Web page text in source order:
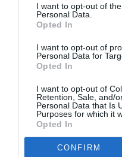
I want to opt-out of
Personal Data.
Opted In
I want to opt-out of
Personal Data for
Opted In
I want to opt-out of
Retention, Sale, and/
Personal Data that Is
Purposes for which it
Opted In
CONFIRM
Pyramides, croisières
une saison record
Arn31a commenté
Après Emirates,